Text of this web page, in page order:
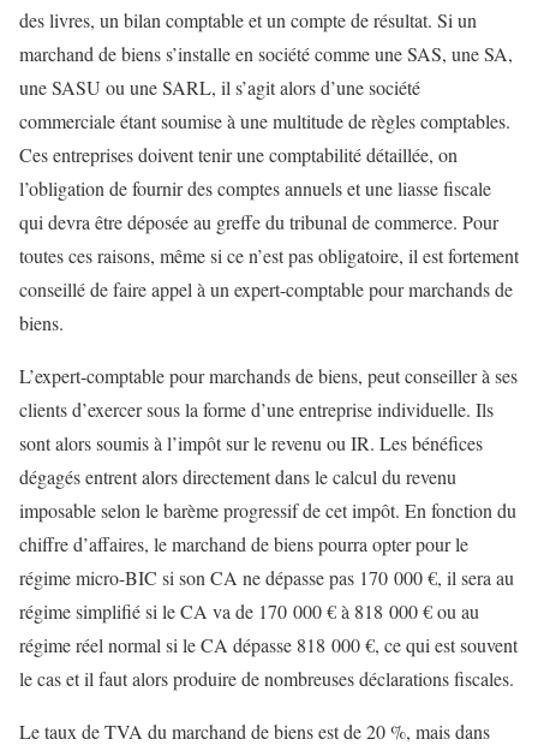
des livres, un bilan comptable et un compte de résultat. Si un
marchand de biens s’installe en société comme une SAS, une SA,
une SASU ou une SARL, il s’agit alors d’une société
commerciale étant soumise à une multitude de règles comptables.
Ces entreprises doivent tenir une comptabilité détaillée, on
l’obligation de fournir des comptes annuels et une liasse fiscale
qui devra être déposée au greffe du tribunal de commerce. Pour
toutes ces raisons, même si ce n’est pas obligatoire, il est fortement
conseillé de faire appel à un expert-comptable pour marchands de
biens.
L’expert-comptable pour marchands de biens, peut conseiller à ses
clients d’exercer sous la forme d’une entreprise individuelle. Ils
sont alors soumis à l’impôt sur le revenu ou IR. Les bénéfices
dégagés entrent alors directement dans le calcul du revenu
imposable selon le barème progressif de cet impôt. En fonction du
chiffre d’affaires, le marchand de biens pourra opter pour le
régime micro-BIC si son CA ne dépasse pas 170 000 €, il sera au
régime simplifié si le CA va de 170 000 € à 818 000 € ou au
régime réel normal si le CA dépasse 818 000 €, ce qui est souvent
le cas et il faut alors produire de nombreuses déclarations fiscales.
Le taux de TVA du marchand de biens est de 20 %, mais dans